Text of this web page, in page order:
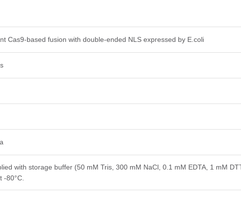
Cas9-based fusion with double-ended NLS expressed by E.coli
with storage buffer (50 mM Tris, 300 mM NaCl, 0.1 mM EDTA, 1 mM
-80°C.